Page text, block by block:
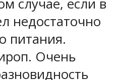
случае, если в
недостаточно
питания.
Очень